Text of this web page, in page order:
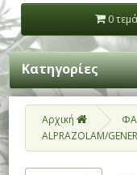
0
Κατηγορίες
Αρχική
ALPRAZOLAM/